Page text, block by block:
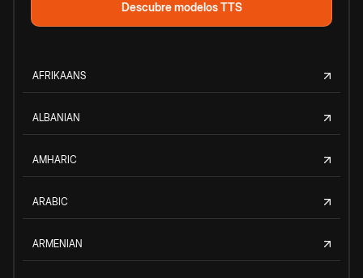
Descubre modelos TTS
AFRIKAANS
ALBANIAN
AMHARIC
ARABIC
ARMENIAN